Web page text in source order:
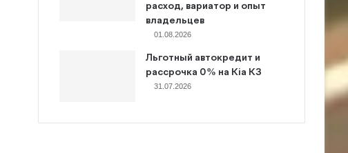
расход, вариатор и опыт
владельцев
01.08.2026
Льготный автокредит и
рассрочка 0% на Kia K3
31.07.2026